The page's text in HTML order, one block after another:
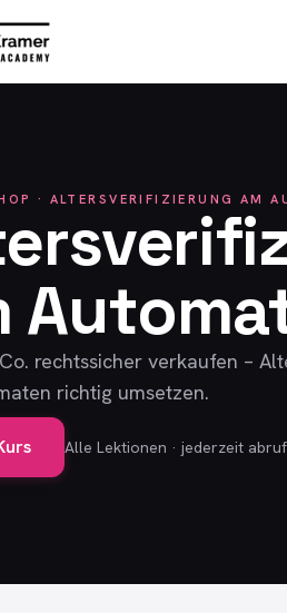
· ALTERSVERIFIZIERUNG AM
rechtssicher verkaufen –
richtig umsetzen.
Alle Lektionen · jederzeit